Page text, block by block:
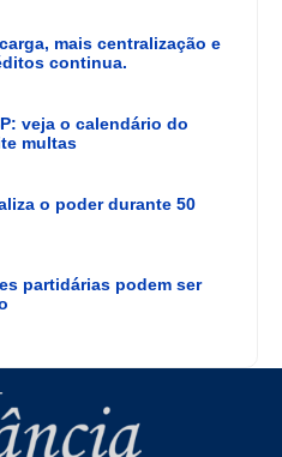
mais centralização e
continua.
veja o calendário do
multas
o poder durante 50
partidárias podem ser